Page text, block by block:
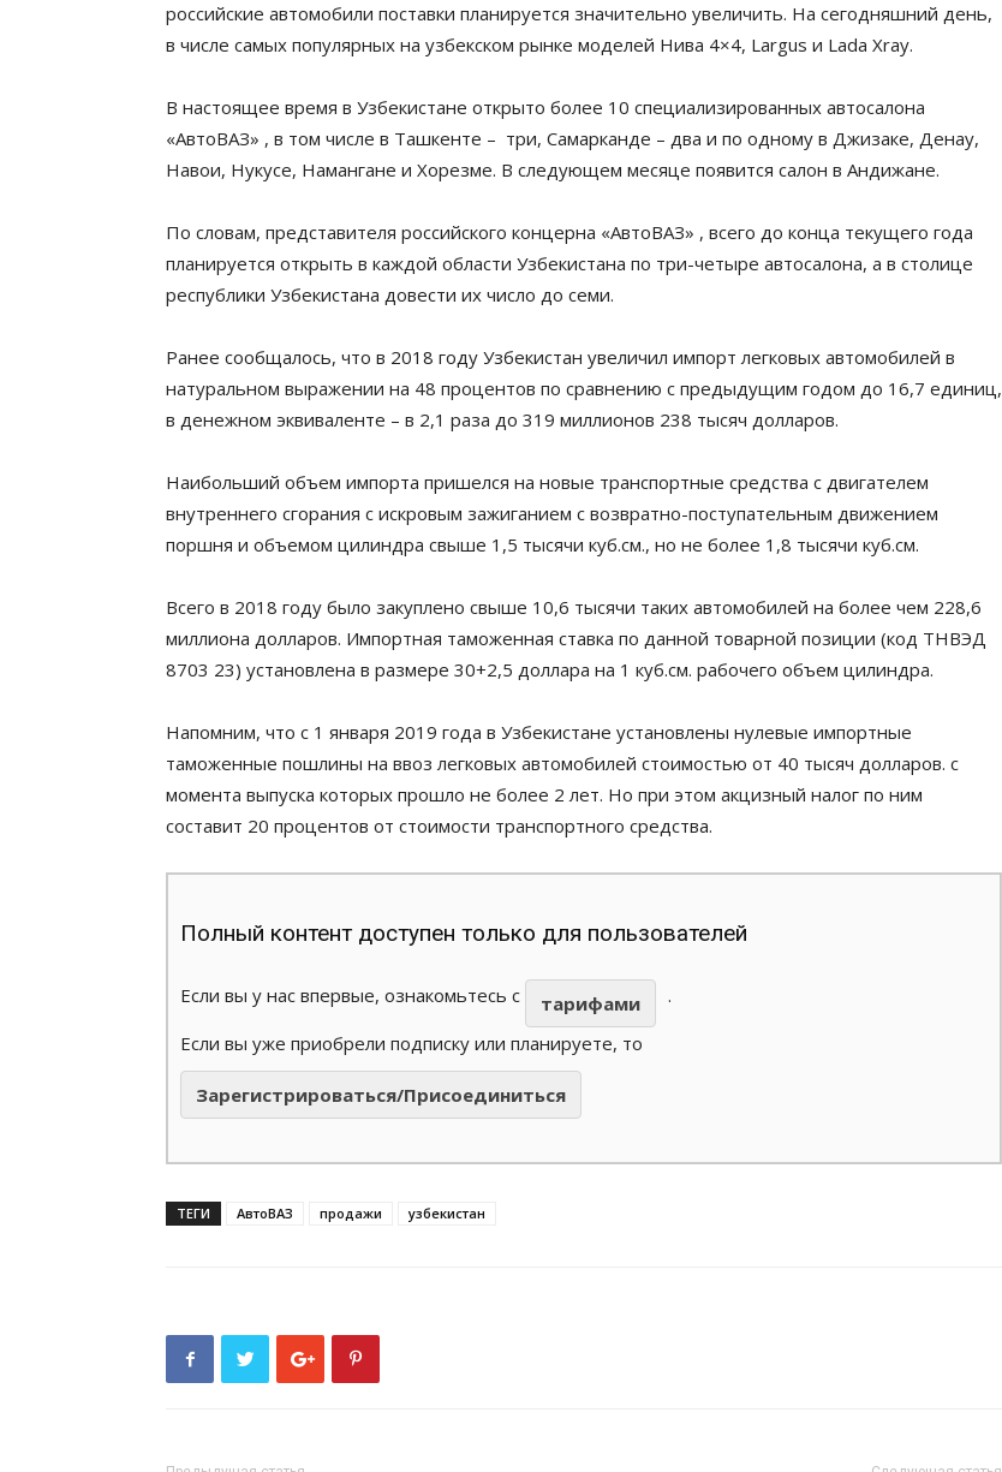
российские автомобили поставки планируется значительно увеличить. На сегодняшний день,
в числе самых популярных на узбекском рынке моделей Нива 4×4, Largus и Lada Xray.
В настоящее время в Узбекистане открыто более 10 специализированных автосалона
«АвтоВАЗ» , в том числе в Ташкенте – три, Самарканде – два и по одному в Джизаке, Денау,
Навои, Нукусе, Намангане и Хорезме. В следующем месяце появится салон в Андижане.
По словам, представителя российского концерна «АвтоВАЗ» , всего до конца текущего года
планируется открыть в каждой области Узбекистана по три-четыре автосалона, а в столице
республики Узбекистана довести их число до семи.
Ранее сообщалось, что в 2018 году Узбекистан увеличил импорт легковых автомобилей в
натуральном выражении на 48 процентов по сравнению с предыдущим годом до 16,7 единиц,
в денежном эквиваленте – в 2,1 раза до 319 миллионов 238 тысяч долларов.
Наибольший объем импорта пришелся на новые транспортные средства с двигателем
внутреннего сгорания с искровым зажиганием с возвратно-поступательным движением
поршня и объемом цилиндра свыше 1,5 тысячи куб.см., но не более 1,8 тысячи куб.см.
Всего в 2018 году было закуплено свыше 10,6 тысячи таких автомобилей на более чем 228,6
миллиона долларов. Импортная таможенная ставка по данной товарной позиции (код ТНВЭД
8703 23) установлена в размере 30+2,5 доллара на 1 куб.см. рабочего объем цилиндра.
Напомним, что с 1 января 2019 года в Узбекистане установлены нулевые импортные
таможенные пошлины на ввоз легковых автомобилей стоимостью от 40 тысяч долларов. с
момента выпуска которых прошло не более 2 лет. Но при этом акцизный налог по ним
составит 20 процентов от стоимости транспортного средства.
Полный контент доступен только для пользователей
Если вы у нас впервые, ознакомьтесь с тарифами
.
Если вы уже приобрели подписку или планируете, то
Зарегистрироваться/Присоединиться
ТЕГИ АвтоВАЗ продажи узбекистан